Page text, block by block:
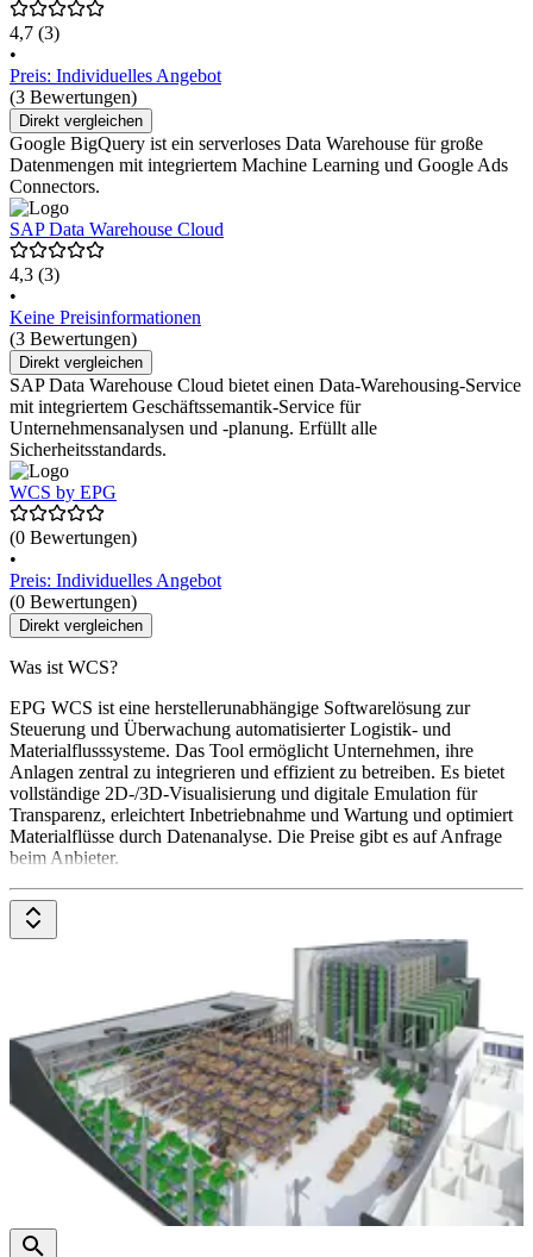
4,7 (3)
•
Preis: Individuelles Angebot
(3 Bewertungen)
Direkt vergleichen
Google BigQuery ist ein serverloses Data Warehouse für große
Datenmengen mit integriertem Machine Learning und Google Ads
Connectors.
SAP Data Warehouse Cloud
4,3 (3)
•
Keine Preisinformationen
(3 Bewertungen)
Direkt vergleichen
SAP Data Warehouse Cloud bietet einen Data-Warehousing-Service
mit integriertem Geschäftssemantik-Service für
Unternehmensanalysen und -planung. Erfüllt alle
Sicherheitsstandards.
WCS by EPG
(0 Bewertungen)
•
Preis: Individuelles Angebot
(0 Bewertungen)
Direkt vergleichen
Was ist WCS?
EPG WCS ist eine herstellerunabhängige Softwarelösung zur
Steuerung und Überwachung automatisierter Logistik- und
Materialflusssysteme. Das Tool ermöglicht Unternehmen, ihre
Anlagen zentral zu integrieren und effizient zu betreiben. Es bietet
vollständige 2D-/3D-Visualisierung und digitale Emulation für
Transparenz, erleichtert Inbetriebnahme und Wartung und optimiert
Materialflüsse durch Datenanalyse. Die Preise gibt es auf Anfrage
beim Anbieter.